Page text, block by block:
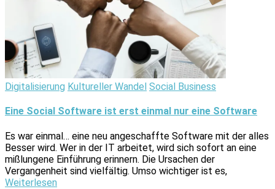
Digitalisierung Kultureller Wandel Social Business
Eine Social Software ist erst einmal nur eine Software
Es war einmal… eine neu angeschaffte Software mit der alles
Besser wird. Wer in der IT arbeitet, wird sich sofort an eine
mißlungene Einführung erinnern. Die Ursachen der
Vergangenheit sind vielfältig. Umso wichtiger ist es,
Weiterlesen